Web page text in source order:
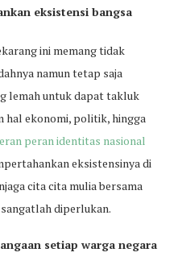
eksistensi bangsa
ini memang tidak
namun tetap saja
lemah untuk dapat takluk
hal ekonomi, politik, hingga
peran identitas nasional
eksistensinya di
cita cita mulia bersama
diperlukan.
setiap warga negara